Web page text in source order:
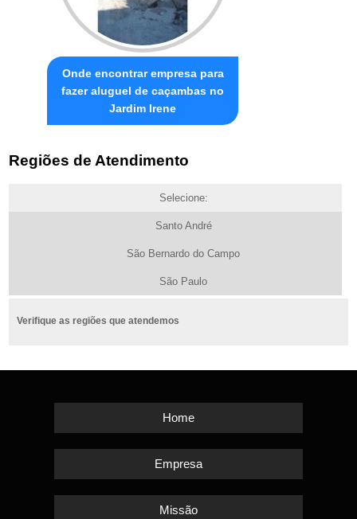
Onde encontrar empresa para
fazer aluguel de caçambas no
Jardim Irene
Regiões de Atendimento
Selecione:
Santo André
São Bernardo do Campo
São Paulo
Verifique as regiões que atendemos
Home
Empresa
Missão